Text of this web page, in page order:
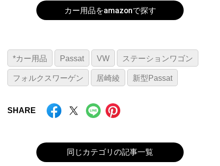
カー用品をamazonで探す
*カー用品 Passat VW ステーションワゴン
フォルクスワーゲン 居崎綾 新型Passat
SHARE
同じカテゴリの記事一覧